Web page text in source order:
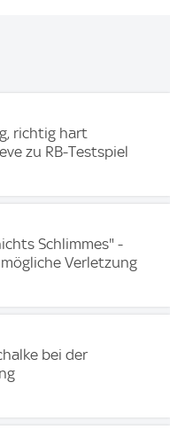
richtig hart
zu RB-Testspiel
Schlimmes" -
Verletzung
bei der